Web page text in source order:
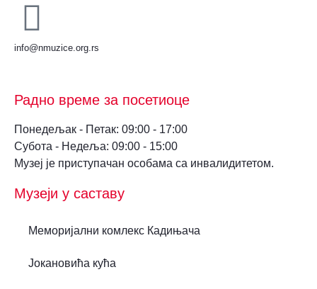
info@nmuzice.org.rs
Радно време за посетиоце
Понедељак - Петак: 09:00 - 17:00
Субота - Недеља: 09:00 - 15:00
Музеј је приступачан особама са инвалидитетом.
Музеји у саставу
Меморијални комлекс Кадињача
Јокановића кућа